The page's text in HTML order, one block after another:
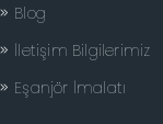
Blog
İletişim Bilgilerimiz
Eşanjör İmalatı